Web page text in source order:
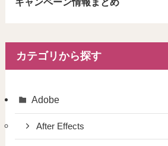
カテゴリから探す
Adobe
After Effects